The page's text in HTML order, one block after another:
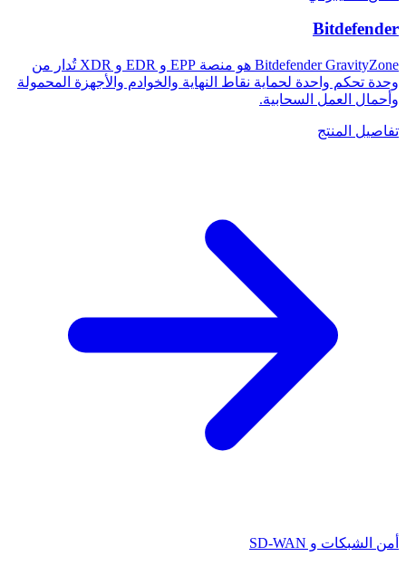
Bitdefender
Bitdefender GravityZone هو منصة EPP و EDR و XDR تُدار من
وحدة تحكم واحدة لحماية نقاط النهاية والخوادم والأجهزة المحمولة
وأحمال العمل السحابية.
تفاصيل المنتج
أمن الشبكات و SD-WAN